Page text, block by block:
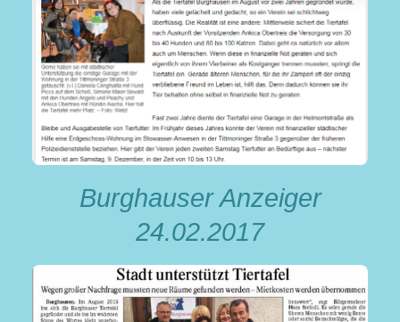
Burghauser Anzeiger
24.02.2017